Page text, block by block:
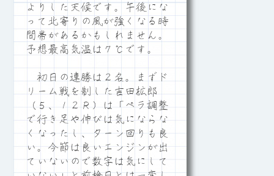
よりした天候です。午後にな
って北寄りの風が強くなる時
間帯があるかもしれません。
予想最高気温は７℃です。
初日の連勝は２名。まずド
リーム戦を制した吉田拡郎
（５、１２Ｒ）は「ペラ調整
で行き足や伸びは気にならな
くなったし、ターン回りも良
い。今節は良いエンジンが出
ていないので数字は気にして